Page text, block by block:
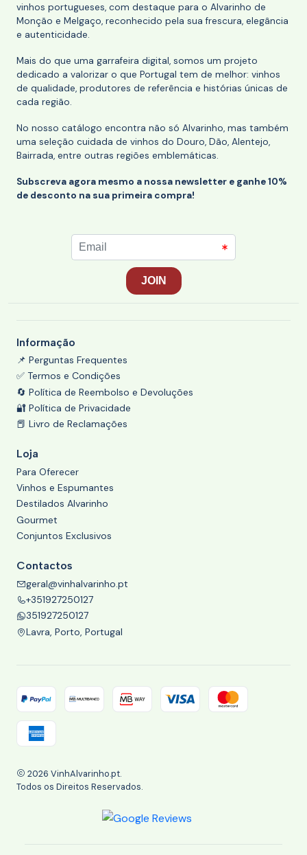
vinhos portugueses, com destaque para o Alvarinho de
Monção e Melgaço, reconhecido pela sua frescura, elegância
e autenticidade.
Mais do que uma garrafeira digital, somos um projeto
dedicado a valorizar o que Portugal tem de melhor: vinhos
de qualidade, produtores de referência e histórias únicas de
cada região.
No nosso catálogo encontra não só Alvarinho, mas também
uma seleção cuidada de vinhos do Douro, Dão, Alentejo,
Bairrada, entre outras regiões emblemáticas.
Subscreva agora mesmo a nossa newsletter e ganhe 10%
de desconto na sua primeira compra!
Informação
📌 Perguntas Frequentes
✅ Termos e Condições
🔄 Política de Reembolso e Devoluções
🔐 Política de Privacidade
📕 Livro de Reclamações
Loja
Para Oferecer
Vinhos e Espumantes
Destilados Alvarinho
Gourmet
Conjuntos Exclusivos
Contactos
geral@vinhalvarinho.pt
+351927250127
351927250127
Lavra, Porto, Portugal
2026 VinhAlvarinho.pt.
Todos os Direitos Reservados.